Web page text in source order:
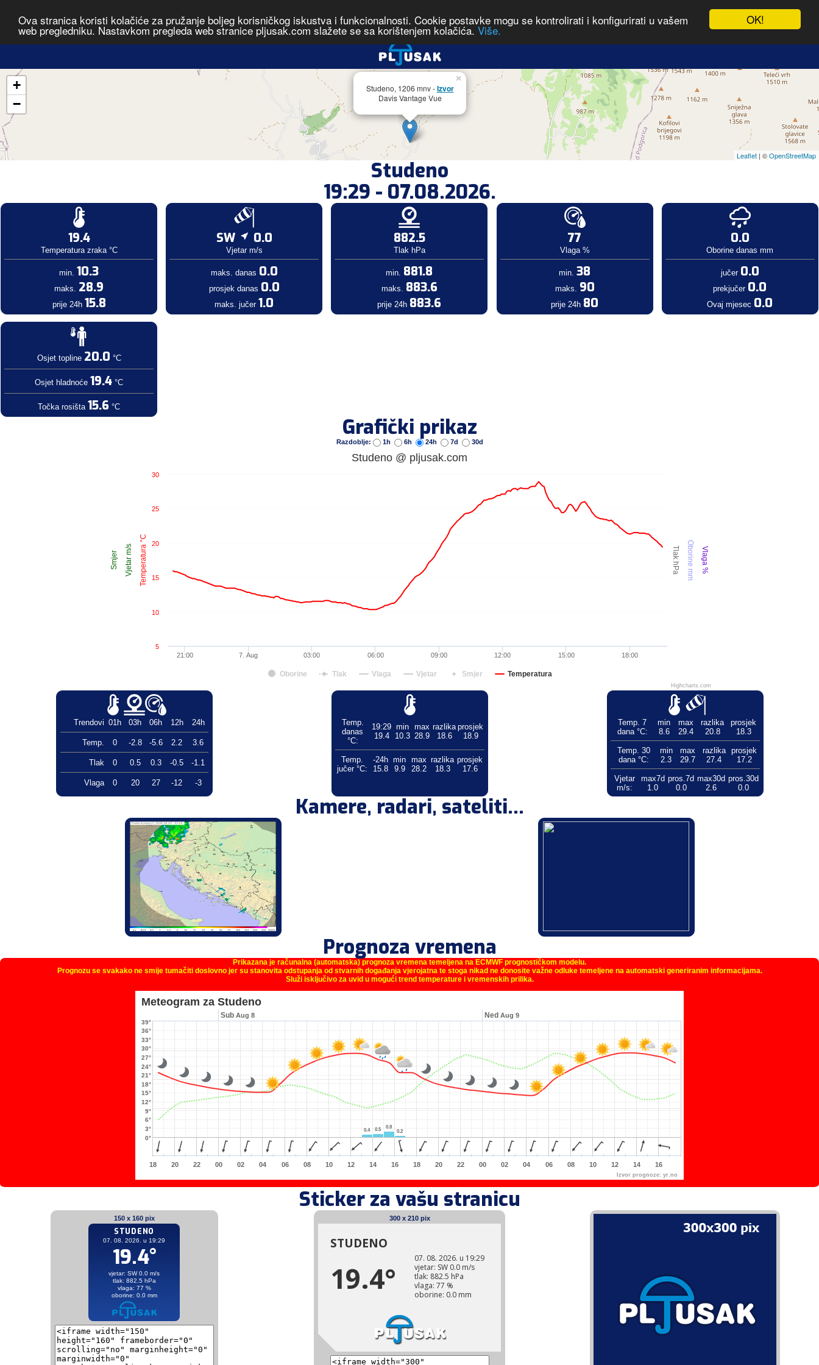
OK!
Ova stranica koristi kolačiće za pružanje boljeg korisničkog iskustva i funkcionalnosti. Cookie postavke mogu se kontrolirati i konfigurirati u vašem
web pregledniku. Nastavkom pregleda web stranice pljusak.com slažete se sa korištenjem kolačića. Više.
Studeno, 1206 mnv -Izvor
Davis Vantage Vue
×
+
−
Leaflet | ©OpenStreetMap
Studeno
19:29 - 07.08.2026.
19.4
Temperatura zraka °C
min. 10.3
maks. 28.9
prije 24h 15.8
SW 0.0
Vjetar m/s
maks. danas 0.0
prosjek danas 0.0
maks. jučer 1.0
882.5
Tlak hPa
min. 881.8
maks. 883.6
prije 24h 883.6
77
Vlaga %
min.38
maks. 90
prije 24h 80
0.0
Oborine danas mm
jučer 0.0
prekjučer 0.0
Ovaj mjesec 0.0
Osjet topline 20.0 °C
Osjet hladnoće 19.4 °C
Točka rosišta 15.6 °C
Grafički prikaz
Razdoblje: 1h 6h 24h 7d 30d
Temperatura °C
Vjetar m/s Tlak hPa Oborine mm Vlaga %
Smjer
Studeno @ pljusak.com
Oborine Tlak Vlaga Vjetar Smjer Temperatura
7. Aug 06:00 12:00 18:00
21:00 03:00 09:00 15:00
5
10
15
20
25
30
Highcharts.com
Trendovi 01h 03h 06h 12h 24h
Temp. 0 -2.8 -5.6 2.2 3.6
Tlak 0 0.5 0.3 -0.5 -1.1
Vlaga 0 20 27 -12 -3
Temp.
danas
°C:
19:29
19.4
min
10.3
max
28.9
razlika
18.6
prosjek
18.9
Temp.
jučer °C:
-24h
15.8
min
9.9
max
28.2
razlika
18.3
prosjek
17.6
Temp. 7
dana °C:
min
8.6
max
29.4
razlika
20.8
prosjek
18.3
Temp. 30
dana °C:
min
2.3
max
29.7
razlika
27.4
prosjek
17.2
Vjetar
m/s:
max7d
1.0
pros.7d
0.0
max30d
2.6
pros.30d
0.0
Kamere, radari, sateliti...
Prognoza vremena
Prikazana je računalna (automatska) prognoza vremena temeljena na ECMWF prognostičkom modelu.
Prognozu se svakako ne smije tumačiti doslovno jer su stanovita odstupanja od stvarnih događanja vjerojatna te stoga nikad ne donosite važne odluke temeljene na automatski generiranim informacijama.
Služi isključivo za uvid u mogući trend temperature i vremenskih prilika.
Meteogram za Studeno
0.4
0.4 0.5
0.5 0.8
0.8
0.2
0.2
18 20 22 00 02 04 06 08 10 12 14 16 18 20 22 00 02 04 06 08 10 12 14 16
Sub Aug 8 Ned Aug 9
0°
3°
6°
9°
12°
15°
18°
21°
24°
27°
30°
33°
36°
39°
Izvor prognoze: yr.no
Sticker za vašu stranicu
150 x 160 pix 300 x 210 pix